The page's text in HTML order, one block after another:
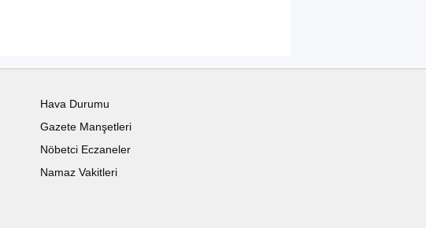
Hava Durumu
Gazete Manşetleri
Nöbetci Eczaneler
Namaz Vakitleri